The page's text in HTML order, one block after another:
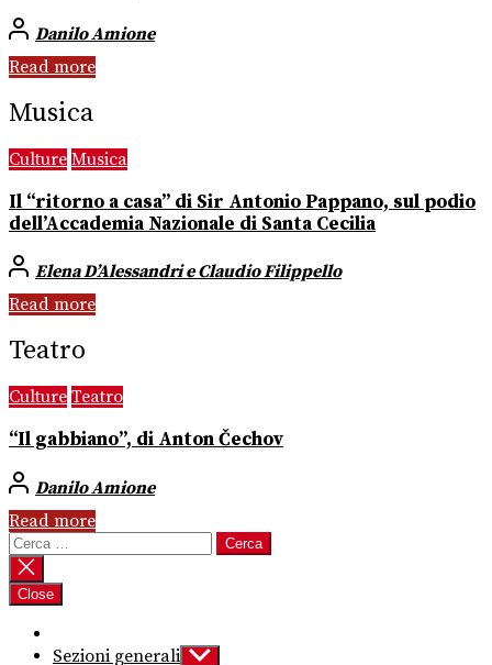
Danilo Amione
Read more
Musica
Culture Musica
Il “ritorno a casa” di Sir Antonio Pappano, sul podio
dell’Accademia Nazionale di Santa Cecilia
Elena D’Alessandri e Claudio Filippello
Read more
Teatro
Culture Teatro
“Il gabbiano”, di Anton Čechov
Danilo Amione
Read more
Ricerca
per:
Close
Sezioni generali Show